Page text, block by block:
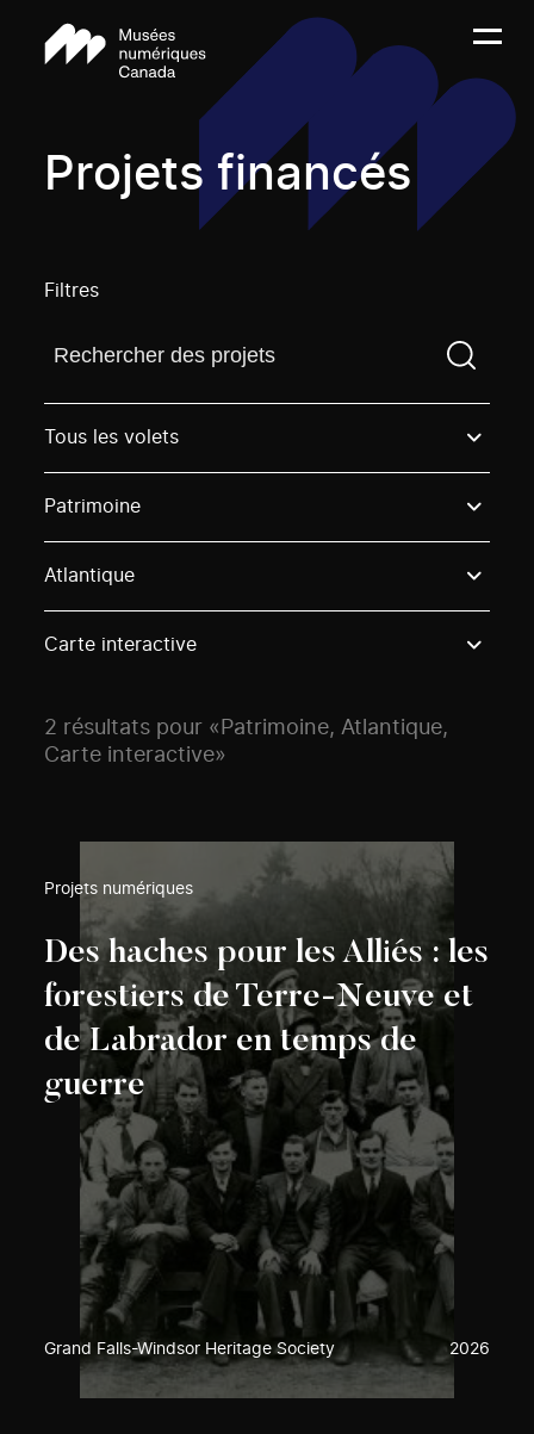
Projets financés
Filtres
Trouvez un projetVous devez saisir un terme de
Tous les volets
Patrimoine
Atlantique
Carte interactive
2 résultats pour «Patrimoine, Atlantique,
Carte interactive»
Projets numériques
Des haches pour les Alliés : les
forestiers de Terre-Neuve et
de Labrador en temps de
guerre
Grand Falls-Windsor Heritage Society 2026